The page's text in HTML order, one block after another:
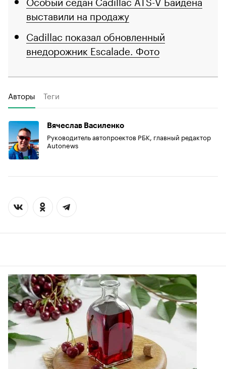
выставили на продажу
Cadillac показал обновленный
внедорожник Escalade. Фото
Авторы Теги
Вячеслав Василенко
Руководитель автопроектов РБК, главный редактор
Autonews